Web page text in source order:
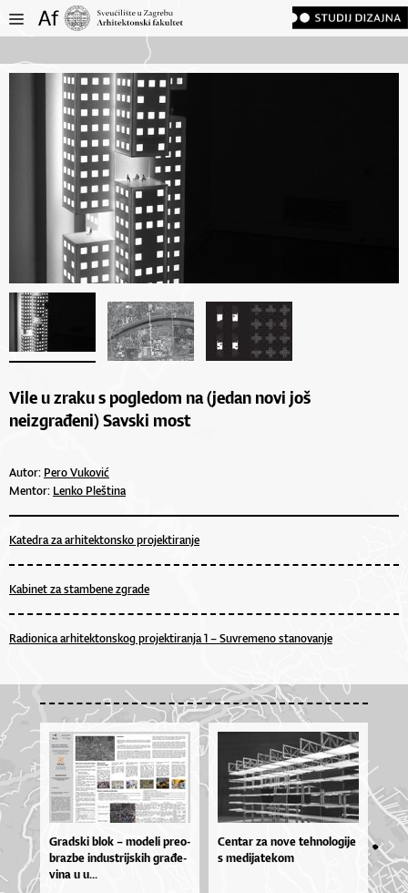
Vile u zraku s pogledom na (jedan novi još
neizgrađeni) Savski most
Autor: Pero Vuković
Mentor: Lenko Pleština
Katedra za arhitektonsko projektiranje
Kabinet za stambene zgrade
Radionica arhitektonskog projektiranja 1 – Suvremeno stanovanje
Grad­ski blok – mo­de­li pre­o­
braz­be in­dus­trij­skih gra­đe­
vi­na u u...
Cen­tar za no­ve teh­no­lo­gi­je
s me­di­ja­te­kom